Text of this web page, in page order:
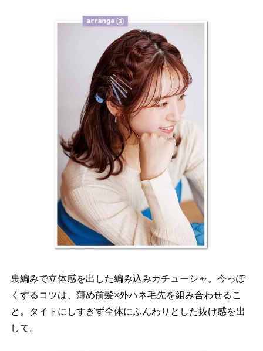
裏編みで立体感を出した編み込みカチューシャ。今っぽ
くするコツは、薄め前髪×外ハネ毛先を組み合わせるこ
と。タイトにしすぎず全体にふんわりとした抜け感を出
して。